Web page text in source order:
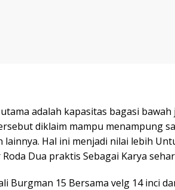
adalah kapasitas bagasi
diklaim mampu menampung
lainnya. Hal ini menjadi nilai lebih
Dua praktis Sebagai Karya
Burgman 15 Bersama velg 14 inci